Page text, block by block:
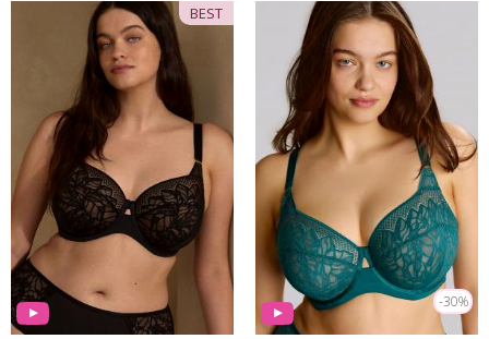
BEST
-30%